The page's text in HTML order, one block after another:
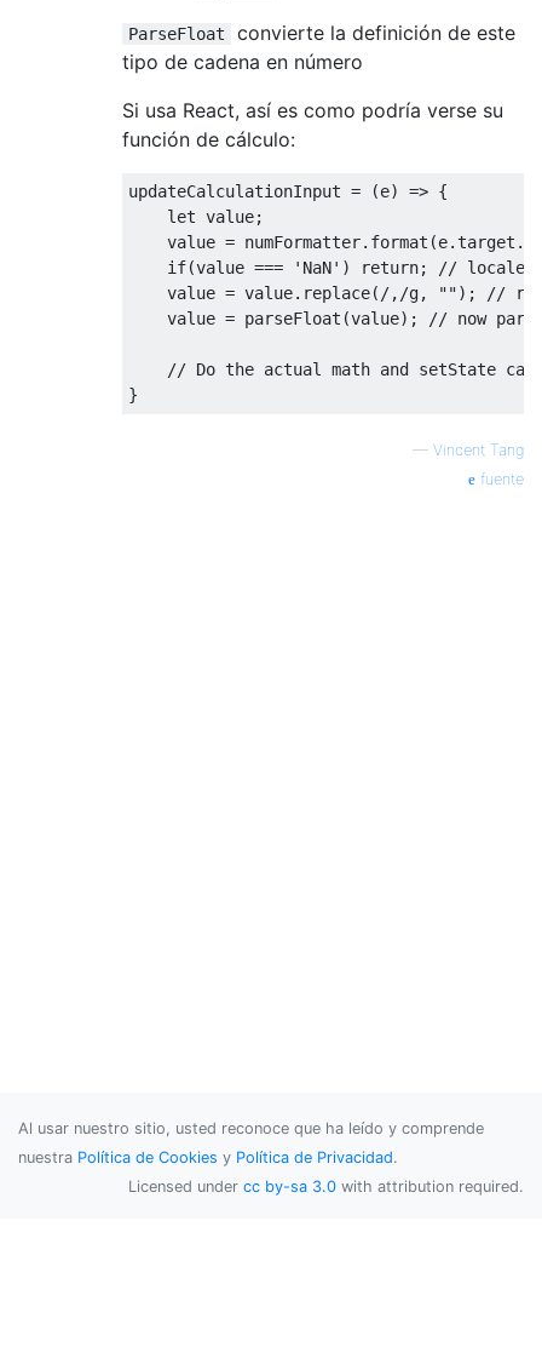
ParseFloat
convierte la definición de este
tipo de cadena en número
Si usa React, así es como podría verse su
función de cálculo:
updateCalculationInput = (e) => {
let value;
value =
if(value === 'NaN' ) return;
// locale
    value = value.replace(
/,/g, "");
//
    value =
parseFloat (value); // now
// Do the actual math and setState
— Vincent Tang
fuente
Al usar nuestro sitio, usted reconoce que ha leído y comprende
nuestra Política de Cookies y Política de Privacidad.
Licensed under cc by-sa 3.0 with attribution required.